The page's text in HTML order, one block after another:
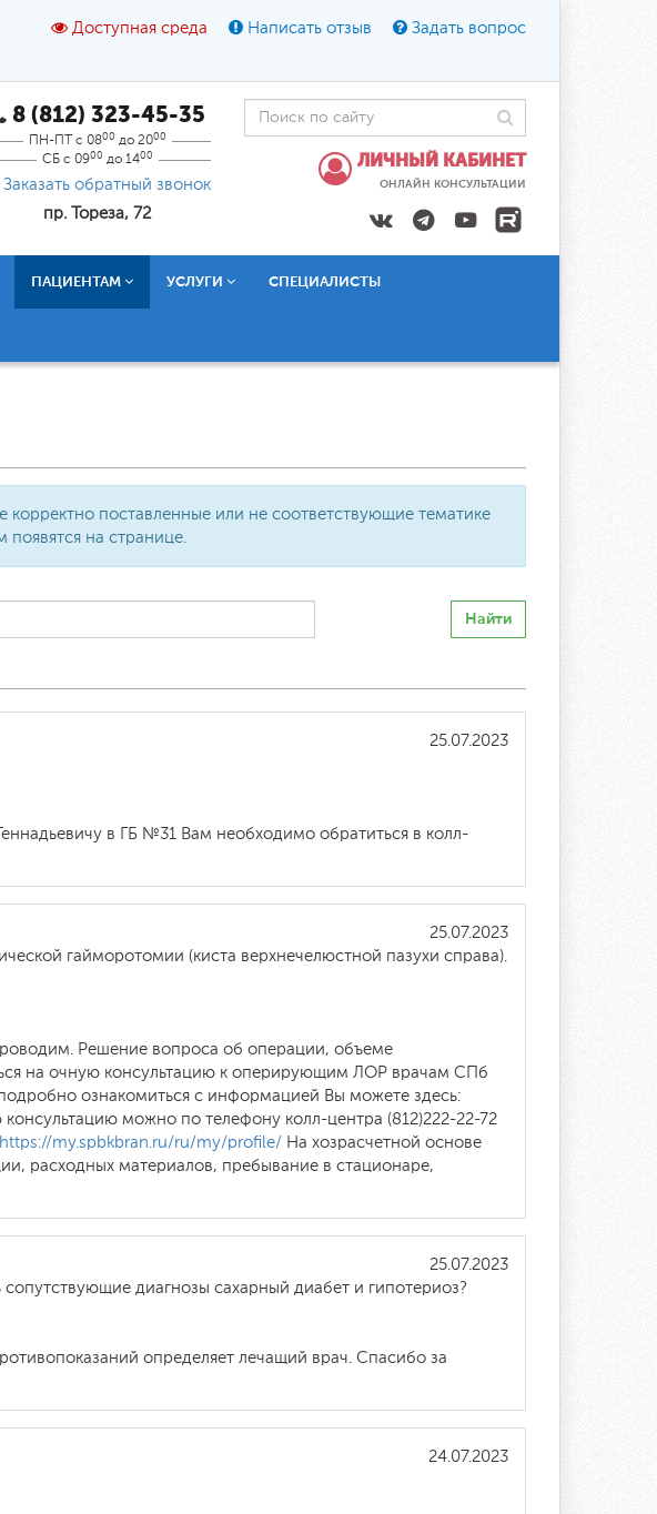
Доступная среда Написать отзыв Задать вопрос
Звук
8 (812) 323-45-35
ПН-ПТ с 0800 до 2000
СБ с 0900 до 1400
Заказать обратный звонок
пр. Тореза, 72
ЛИЧНЫЙ КАБИНЕТ
ОНЛАЙН КОНСУЛЬТАЦИИ
ПАЦИЕНТАМ УСЛУГИ СПЕЦИАЛИСТЫ
корректно поставленные или не соответствующие тематике
на странице.
Найти
25.07.2023
в ГБ №31 Вам необходимо обратиться в колл-
25.07.2023
гайморотомии (киста верхнечелюстной пазухи справа).
Решение вопроса об операции, объеме
на очную консультацию к оперирующим ЛОР врачам СПб
ознакомиться с информацией Вы можете здесь:
можно по телефону колл-центра (812)222-22-72
https://my.spbkbran.ru/ru/my/profile/ На хозрасчетной основе
расходных материалов, пребывание в стационаре,
25.07.2023
диагнозы сахарный диабет и гипотериоз?
определяет лечащий врач. Спасибо за
24.07.2023